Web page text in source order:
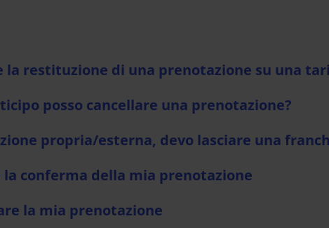
la restituzione di una prenotazione su una
posso cancellare una prenotazione?
propria/esterna, devo lasciare una
la conferma della mia prenotazione
la mia prenotazione